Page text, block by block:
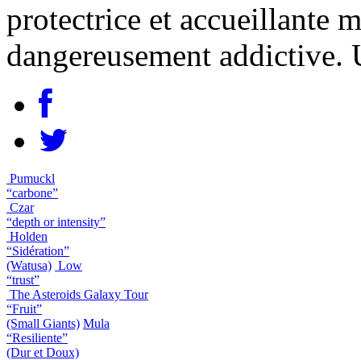
protectrice et accueillante
dangereusement
Pumuckl
“carbone”
Czar
“depth or intensity”
Holden
“Sidération”
(Watusa) Low
“trust”
The Asteroids Galaxy Tour
“Fruit”
(Small Giants) Mula
“Resiliente”
(Dur et Doux)